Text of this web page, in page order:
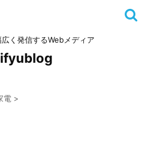
く発信するWebメディア
電 >